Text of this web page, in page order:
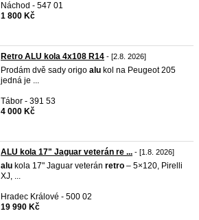
Náchod - 547 01
1 800 Kč
Retro ALU kola 4x108 R14 - [2.8. 2026]
Prodám dvě sady origo alu kol na Peugeot 205
jedná je ...
Tábor - 391 53
4 000 Kč
ALU kola 17" Jaguar veterán re ... - [1.8. 2026]
alu kola 17" Jaguar veterán retro – 5×120, Pirelli
XJ, ...
Hradec Králové - 500 02
19 990 Kč